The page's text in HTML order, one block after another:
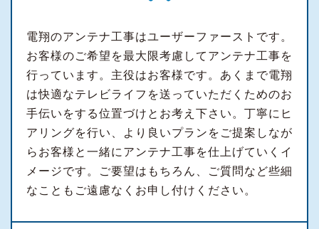
電翔のアンテナ工事はユーザーファーストです。
お客様のご希望を最大限考慮してアンテナ工事を
行っています。主役はお客様です。あくまで電翔
は快適なテレビライフを送っていただくためのお
手伝いをする位置づけとお考え下さい。丁寧にヒ
アリングを行い、より良いプランをご提案しなが
らお客様と一緒にアンテナ工事を仕上げていくイ
メージです。ご要望はもちろん、ご質問など些細
なこともご遠慮なくお申し付けください。